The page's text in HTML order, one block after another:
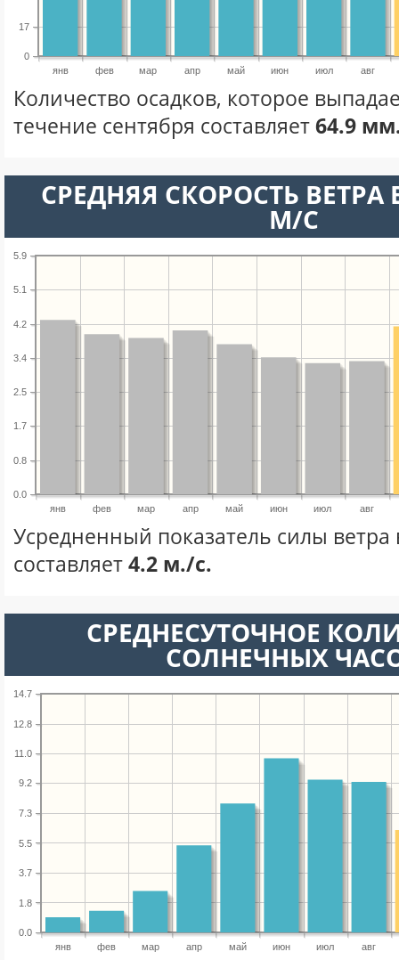
янв фев мар апр май июн июл авг
0
17
Количество осадков, которое
течение сентября составляет64.9
СРЕДНЯЯ СКОРОСТЬ ВЕТРА
М/С
янв фев мар апр май июн июл авг
0.0
0.8
1.7
2.5
3.4
4.2
5.1
5.9
Усредненный показатель силы ветра
составляет4.2 м./с.
СРЕДНЕСУТОЧНОЕ
СОЛНЕЧНЫХ
янв фев мар апр май июн июл авг
0.0
1.8
3.7
5.5
7.3
9.2
11.0
12.8
14.7